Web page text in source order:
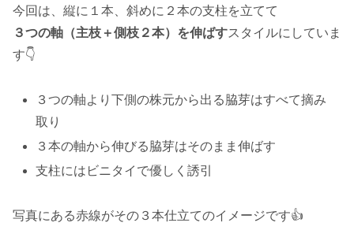
今回は、縦に１本、斜めに２本の支柱を立てて
３つの軸（主枝＋側枝２本）を伸ばすスタイルにしていま
す👇
３つの軸より下側の株元から出る脇芽はすべて摘み
取り
３本の軸から伸びる脇芽はそのまま伸ばす
支柱にはビニタイで優しく誘引
写真にある赤線がその３本仕立てのイメージです👍